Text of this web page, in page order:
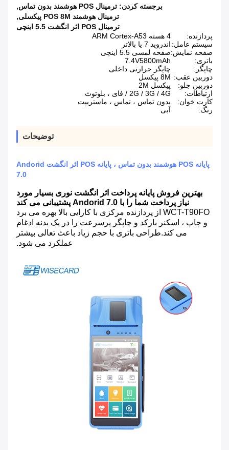
برجسته کردن: ترمینال POS هوشمند بدون تماس
,
ترمینال هوشمند POS 8M پیکسلی
,
ترمینال POS اثر انگشت 5.5 اینچی
پردازنده:
4 هسته ARM Cortex-A53
سیستم عامل: اندروید 7 یا بالاتر
صفحه نمایش:صفحه لمسی 5.5 اینچی
باتری:
7.4V5800mAh
چاپگر:
چاپگر حرارتی داخلی
دوربین عقب: 8M پیکسل
دوربین جلو:
پیکسل 2M
ارتباطات:
2G / 3G / 4G / فای ، بلوتوث
کارت خوان:
بدون تماس ، تماس ، ماستریپت
رنگ:
آبی
توضیحات
پایانه POS هوشمند بدون تماس ، پایانه POS اثر انگشت Andorid
7.0
بهترین فروش پایانه پرداخت اثر انگشت نوری بسیار مورد
نیاز پرداخت شما را با Andorid 7.0 پشتیبانی می کند
WCT-T90FO از پردازنده مرکزی با کارایی بالا بهره می برد
و چاپ ، اسکنر بارکد و چاپگر پرسرعت را در یک بدنه ادغام
می کند.طراحی باتری با حجم زیاد باعث تعالی بیشتر
عملکرد می شود.